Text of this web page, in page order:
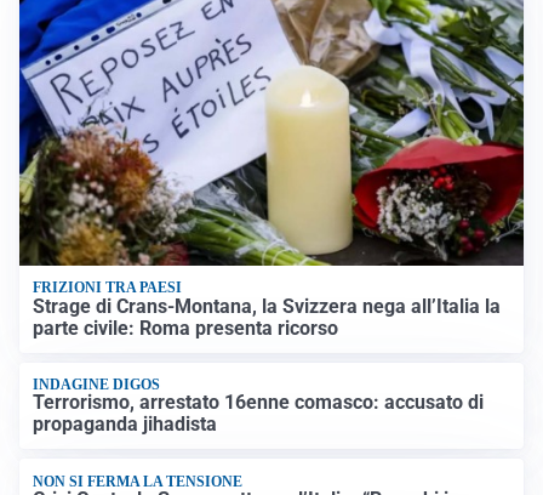
FRIZIONI TRA PAESI
Strage di Crans-Montana, la Svizzera nega all’Italia la
parte civile: Roma presenta ricorso
INDAGINE DIGOS
Terrorismo, arrestato 16enne comasco: accusato di
propaganda jihadista
NON SI FERMA LA TENSIONE